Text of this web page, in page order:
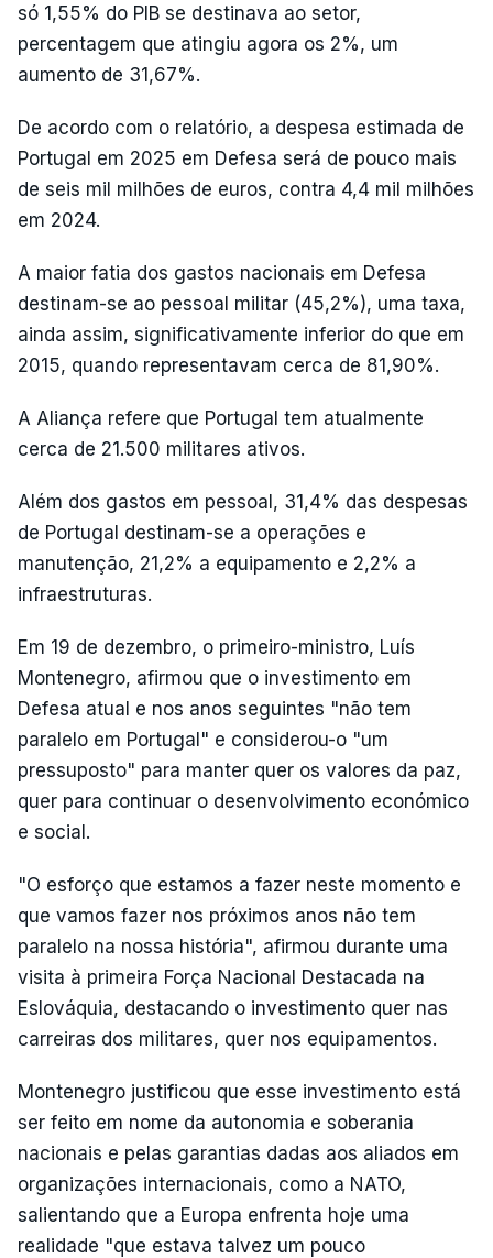
só 1,55% do PIB se destinava ao setor,
percentagem que atingiu agora os 2%, um
aumento de 31,67%.
De acordo com o relatório, a despesa estimada de
Portugal em 2025 em Defesa será de pouco mais
de seis mil milhões de euros, contra 4,4 mil milhões
em 2024.
A maior fatia dos gastos nacionais em Defesa
destinam-se ao pessoal militar (45,2%), uma taxa,
ainda assim, significativamente inferior do que em
2015, quando representavam cerca de 81,90%.
A Aliança refere que Portugal tem atualmente
cerca de 21.500 militares ativos.
Além dos gastos em pessoal, 31,4% das despesas
de Portugal destinam-se a operações e
manutenção, 21,2% a equipamento e 2,2% a
infraestruturas.
Em 19 de dezembro, o primeiro-ministro, Luís
Montenegro, afirmou que o investimento em
Defesa atual e nos anos seguintes "não tem
paralelo em Portugal" e considerou-o "um
pressuposto" para manter quer os valores da paz,
quer para continuar o desenvolvimento económico
e social.
"O esforço que estamos a fazer neste momento e
que vamos fazer nos próximos anos não tem
paralelo na nossa história", afirmou durante uma
visita à primeira Força Nacional Destacada na
Eslováquia, destacando o investimento quer nas
carreiras dos militares, quer nos equipamentos.
Montenegro justificou que esse investimento está
ser feito em nome da autonomia e soberania
nacionais e pelas garantias dadas aos aliados em
organizações internacionais, como a NATO,
salientando que a Europa enfrenta hoje uma
realidade "que estava talvez um pouco